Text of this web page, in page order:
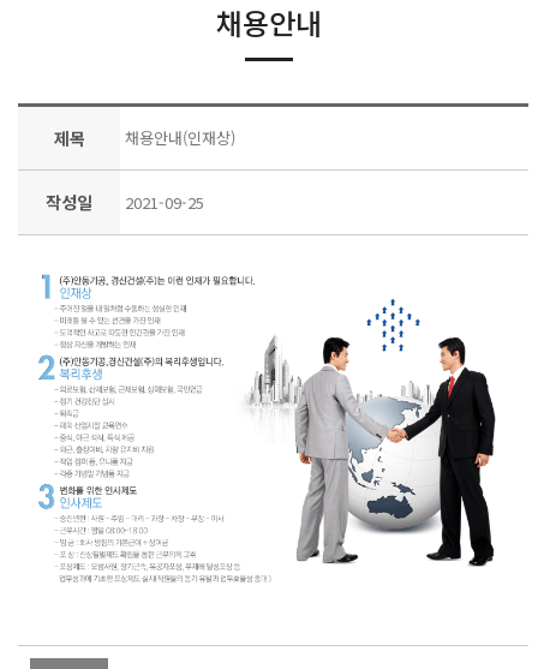
채용안내
제목 채용안내(인재상)
작성일 2021-09-25